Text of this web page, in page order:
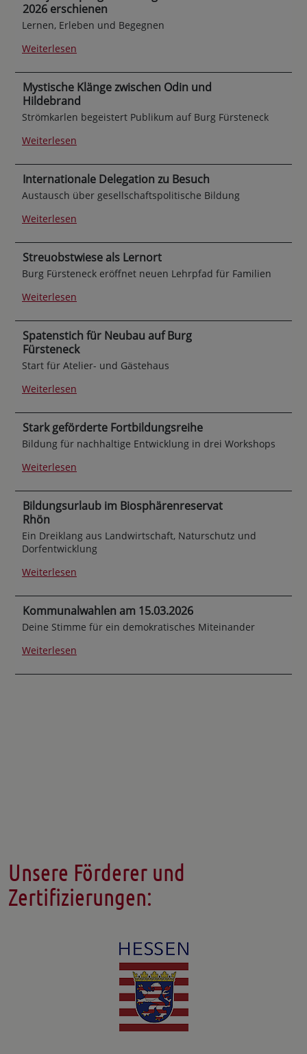
2026 erschienen
Lernen, Erleben und Begegnen
Weiterlesen
Mystische Klänge zwischen Odin und
Hildebrand
Strömkarlen begeistert Publikum auf Burg Fürsteneck
Weiterlesen
Internationale Delegation zu Besuch
Austausch über gesellschaftspolitische Bildung
Weiterlesen
Streuobstwiese als Lernort
Burg Fürsteneck eröffnet neuen Lehrpfad für Familien
Weiterlesen
Spatenstich für Neubau auf Burg
Fürsteneck
Start für Atelier- und Gästehaus
Weiterlesen
Stark geförderte Fortbildungsreihe
Bildung für nachhaltige Entwicklung in drei Workshops
Weiterlesen
Bildungsurlaub im Biosphärenreservat
Rhön
Ein Dreiklang aus Landwirtschaft, Naturschutz und
Dorfentwicklung
Weiterlesen
Kommunalwahlen am 15.03.2026
Deine Stimme für ein demokratisches Miteinander
Weiterlesen
Unsere Förderer und
Zertifizierungen: